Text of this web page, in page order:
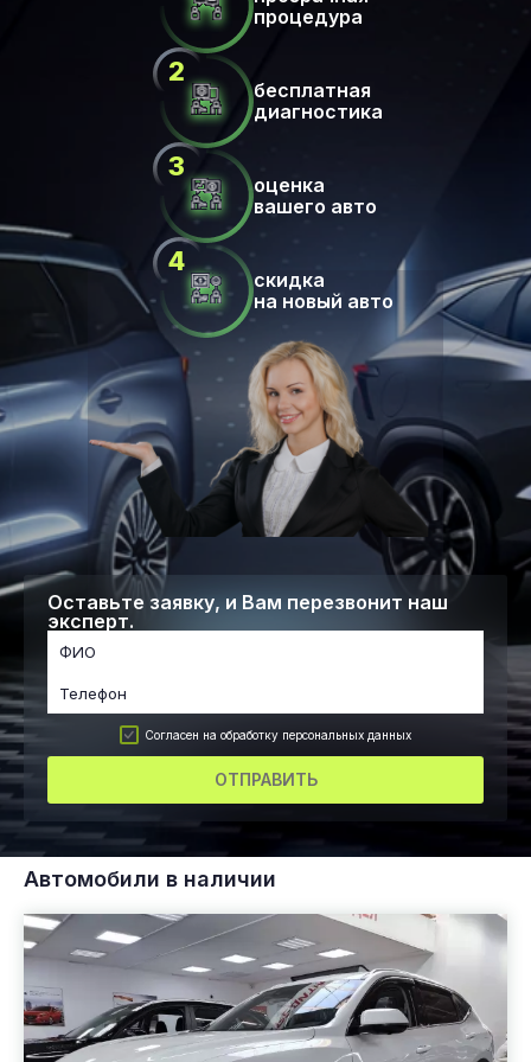
Оставьте заявку, и Вам перезвонит наш
эксперт.
Согласен на обработку персональных данных
ОТПРАВИТЬ
процедура
бесплатная
диагностика
оценка
вашего авто
скидка
на новый авто
Автомобили в наличии